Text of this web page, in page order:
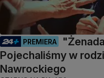
PREMIERA
Pojechaliśmy w
Nawrockiego